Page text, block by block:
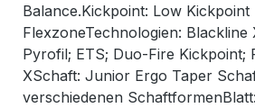
Balance.Kickpoint: Low Kickpoint
FlexzoneTechnologien: Blackline
Pyrofil; ETS; Duo-Fire Kickpoint;
XSchaft: Junior Ergo Taper
verschiedenen